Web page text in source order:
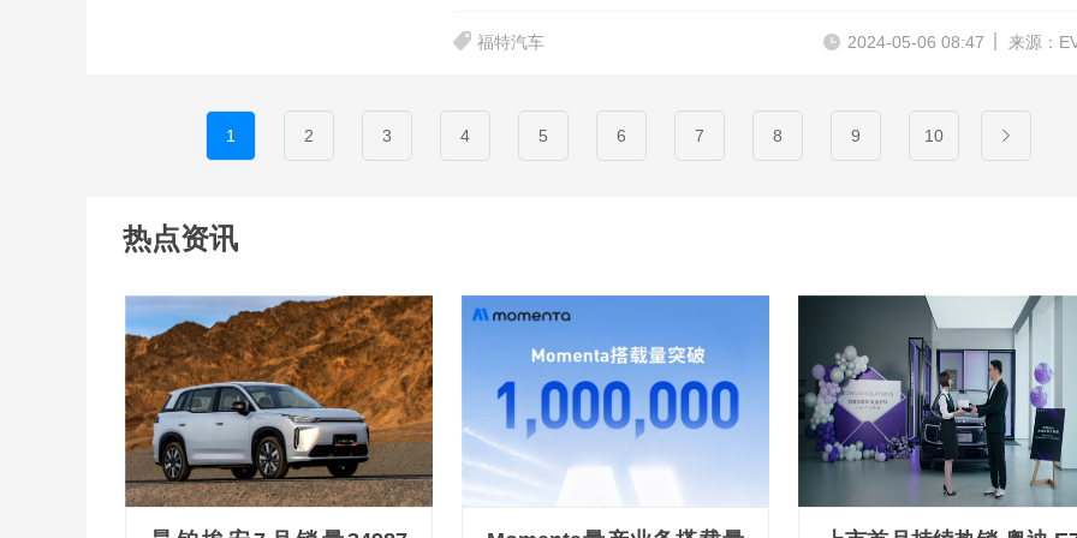
福特汽车 来源：
2024-05-06 08:47
1 2 3 4 5 6 7 8 9 10
热点资讯